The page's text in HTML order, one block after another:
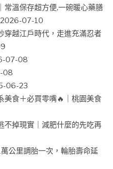
常溫保存超方便,一碗暖心藥膳
2026-07-10
穿越江戶時代，走進充滿忍者
07-08
08
06-23
美食＋必買零嘴🔥｜桃園美食
不掉現實｜減肥什麼的先吃再
公里調胎一次，輪胎壽命延